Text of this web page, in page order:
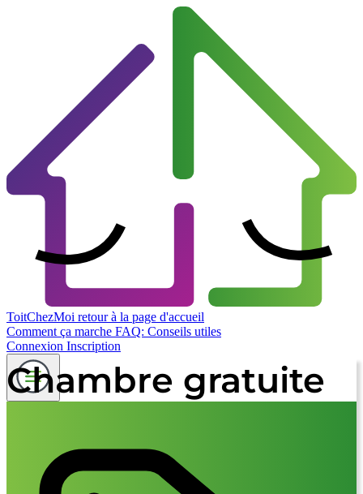
ToitChezMoi retour à la page d'accueil
Comment ça marche FAQ: Conseils utiles
Connexion Inscription
Chambre gratuite